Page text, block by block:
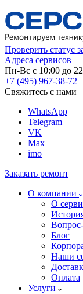
Проверить статус
Адреса сервисов
Пн-Вс с 10:00 до
+7 (495) 967-38-72
Свяжитесь с нами
WhatsApp
Telegram
VK
Max
imo
Заказать ремонт
О компании
О
Блог
Наши
Оплата
Услуги